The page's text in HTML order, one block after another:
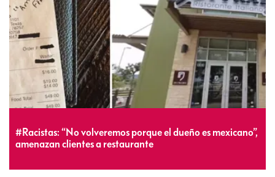
#Racistas: “No volveremos porque el dueño es mexicano”,
amenazan clientes a restaurante